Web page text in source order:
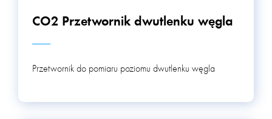
CO2 Przetwornik dwutlenku węgla
Przetwornik do pomiaru poziomu dwutlenku węgla